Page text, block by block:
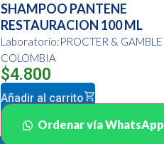
SHAMPOO PANTENE
RESTAURACION 100 ML
Laboratorio:PROCTER & GAMBLE
COLOMBIA
$4.800
Añadir al carrito
Ordenar vía WhatsApp